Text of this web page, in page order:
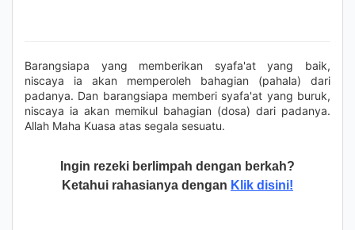
Barangsiapa yang memberikan syafa'at yang baik,
niscaya ia akan memperoleh bahagian (pahala) dari
padanya. Dan barangsiapa memberi syafa'at yang buruk,
niscaya ia akan memikul bahagian (dosa) dari padanya.
Allah Maha Kuasa atas segala sesuatu.
Ingin rezeki berlimpah dengan berkah?
Ketahui rahasianya dengan Klik disini!